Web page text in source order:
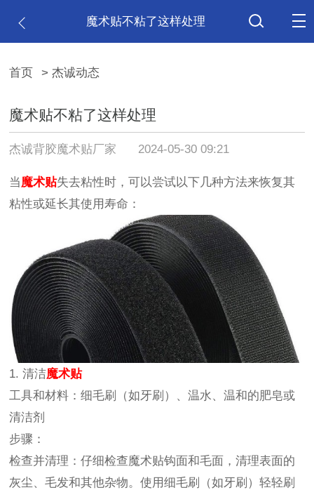
魔术贴不粘了这样处理
首页 > 杰诚动态
魔术贴不粘了这样处理
杰诚背胶魔术贴厂家 2024-05-30 09:21
当魔术贴失去粘性时，可以尝试以下几种方法来恢复其
粘性或延长其使用寿命：
1. 清洁魔术贴
工具和材料：细毛刷（如牙刷）、温水、温和的肥皂或
清洁剂
步骤：
检查并清理：仔细检查魔术贴钩面和毛面，清理表面的
灰尘、毛发和其他杂物。使用细毛刷（如牙刷）轻轻刷